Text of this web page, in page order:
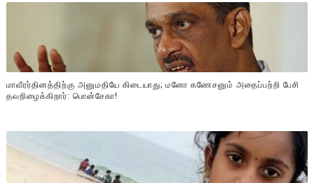
மாவீரர்தினத்திற்கு அனுமதியே கிடையாது; மனோ கணேசனும் அதைப்பற்றி பேசி
தவறிழைக்கிறார்: பொன்சேகா!